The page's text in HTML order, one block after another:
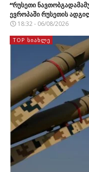
“რუსეთი
ევროპაში რუსეთის
18:32 - 06/08/2026
TOP ᲡᲘᲐᲮᲚᲔ